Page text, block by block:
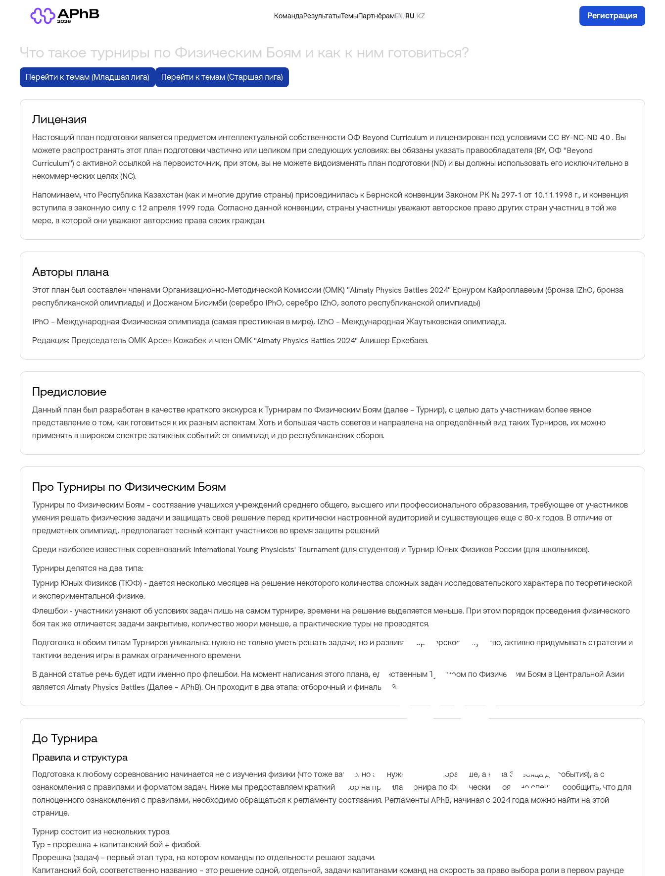
КомандаРезультатыТемыПартнёрамEN/RU/KZ Регистрация
Что такое турниры по Физическим Боям и как к ним готовиться?
Перейти к темам (Младшая лига) Перейти к темам (Старшая лига)
Лицензия
Настоящий план подготовки является предметом интеллектуальной собственности ОФ Beyond Curriculum и лицензирован под условиями CC BY-NC-ND 4.0 . Вы
можете распространять этот план подготовки частично или целиком при следующих условиях: вы обязаны указать правообладателя (BY, ОФ "Beyond
Curriculum") с активной ссылкой на первоисточник, при этом, вы не можете видоизменять план подготовки (ND) и вы должны использовать его исключительно в
некоммерческих целях (NC).
Напоминаем, что Республика Казахстан (как и многие другие страны) присоединилась к Бернской конвенции Законом РК № 297-1 от 10.11.1998 г., и конвенция
вступила в законную силу с 12 апреля 1999 года. Согласно данной конвенции, страны участницы уважают авторское право других стран участниц в той же
мере, в которой они уважают авторские права своих граждан.
Авторы плана
Этот план был составлен членами Организационно-Методической Комиссии (ОМК) "Almaty Physics Battles 2024" Ернуром Кайроллавеым (бронза IZhO, бронза
республиканской олимпиады) и Досжаном Бисимби (серебро IPhO, серебро IZhO, золото республиканской олимпиады)
IPhO – Международная Физическая олимпиада (самая престижная в мире), IZhO – Международная Жаутыковская олимпиада.
Редакция: Председатель ОМК Арсен Кожабек и член ОМК "Almaty Physics Battles 2024" Алишер Еркебаев.
Предисловие
Данный план был разработан в качестве краткого экскурса к Турнирам по Физическим Боям (далее – Турнир), с целью дать участникам более явное
представление о том, как готовиться к их разным аспектам. Хоть и большая часть советов и направлена на определённый вид таких Турниров, их можно
применять в широком спектре затяжных событий: от олимпиад и до республиканских сборов.
Про Турниры по Физическим Боям
Турниры по Физическим Боям – состязание учащихся учреждений среднего общего, высшего или профессионального образования, требующее от участников
умения решать физические задачи и защищать своё решение перед критически настроенной аудиторией и существующее еще с 80-х годов. В отличие от
предметных олимпиад, предполагает тесный контакт участников во время защиты решений
Среди наиболее известных соревнований: International Young Physicists' Tournament (для студентов) и Турнир Юных Физиков России (для школьников).
Турниры делятся на два типа:
Турнир Юных Физиков (ТЮФ) - дается несколько месяцев на решение некоторого количества сложных задач исследовательского характера по теоретической
и экспериментальной физике.
Флешбои - участники узнают об условиях задач лишь на самом турнире, времени на решение выделяется меньше. При этом порядок проведения физического
боя так же отличается: задачи закрытиые, количество жюри меньше, а практические туры не проводятся.
Подготовка к обоим типам Турниров уникальна: нужно не только уметь решать задачи, но и развивать ораторское искусство, активно придумывать стратегии и
тактики ведения игры в рамках ограниченного времени.
В данной статье речь будет идти именно про флешбои. На момент написания этого плана, единственным Турниром по Физическим Боям в Центральной Азии
является Almaty Physics Battles (Далее – APhB). Он проходит в два этапа: отборочный и финальный.
До Турнира
Правила и структура
Подготовка к любому соревнованию начинается не с изучения физики (что тоже важно, но это нужно делать пораньше, а не за 3 месяца до события), а с
ознакомления с правилами и форматом задач. Ниже мы предоставляем краткий обзор на правила Турнира по Физическим боям, но спешим сообщить, что для
полноценного ознакомления с правилами, необходимо обращаться к регламенту состязания. Регламенты APhB, начиная с 2024 года можно найти на этой
странице.
Турнир состоит из нескольких туров.
Тур = прорешка + капитанский бой + физбой.
Прорешка (задач) – первый этап тура, на котором команды по отдельности решают задачи.
Капитанский бой, соответственно названию – это решение одной, отдельной, задачи капитанами команд на скорость за право выбора роли в первом раунде